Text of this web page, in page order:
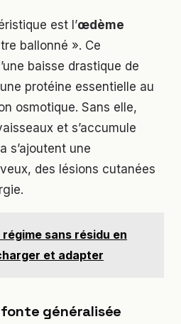
est l’œdème
ballonné ». Ce
baisse drastique de
protéine essentielle au
osmotique. Sans elle,
et s’accumule
s’ajoutent une
des lésions cutanées
régime sans résidu en
et adapter
généralisée